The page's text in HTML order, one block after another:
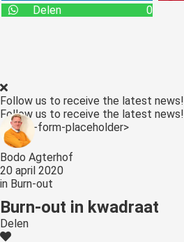
Delen
0
Follow us to receive the latest news!
Follow us to receive the latest news!
<:optin-form-placeholder>
Bodo Agterhof
20 april 2020
in Burn-out
Burn-out in kwadraat
Delen
kan de
worden
om
te
over
van
op